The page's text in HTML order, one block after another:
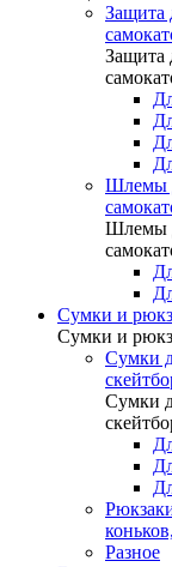
Защита
Защита
Шлемы
Шлемы
Сумки и
Сумки и
Сумки
Сумки
Разное